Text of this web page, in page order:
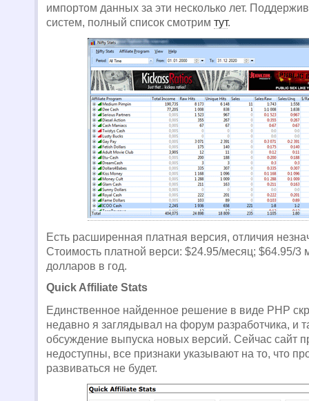
импортом данных за эти несколько лет.
систем, полный список смотрим тут.
Есть расширенная платная версия, отличия
Стоимость платной верси: $24.95/месяц; $64.95/3
долларов в год.
Quick Affiliate Stats
Единственное найденное решение в виде PHP
недавно я заглядывал на форум разработчика, и
обсуждение выпуска новых версий. Сейчас сайт
недоступны, все признаки указывают на то, что
развиваться не будет.